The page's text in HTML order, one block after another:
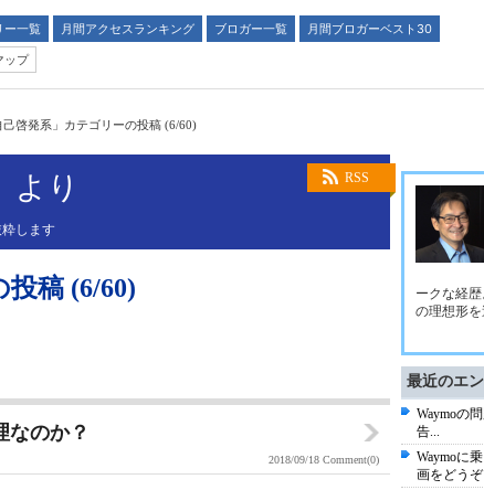
ー一覧 月間アクセスランキング ブロガー一覧
月間ブロガーベスト30
ップ
己啓発系」カテゴリーの投稿 (6/60)
RSS
より
します
投稿 (6/60)
なのか？
2018/09/18 Comment(0)
ークな経歴
の理想形を
最近のエ
Waymoの
告...
Waymoに
画をどうぞ